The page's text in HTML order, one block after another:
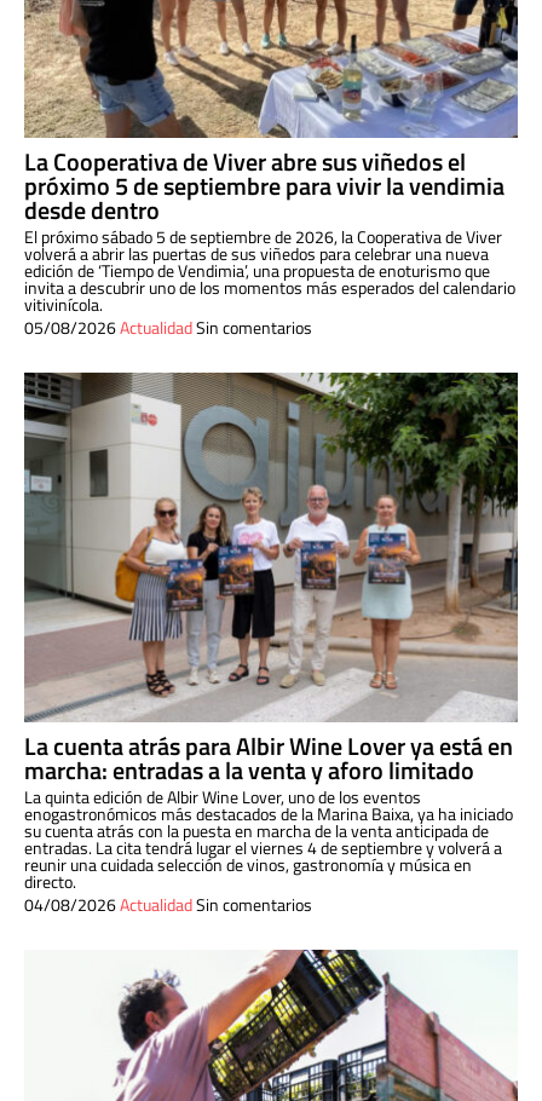
La Cooperativa de Viver abre sus viñedos el
próximo 5 de septiembre para vivir la vendimia
desde dentro
El próximo sábado 5 de septiembre de 2026, la Cooperativa de Viver
volverá a abrir las puertas de sus viñedos para celebrar una nueva
edición de ‘Tiempo de Vendimia’, una propuesta de enoturismo que
invita a descubrir uno de los momentos más esperados del calendario
vitivinícola.
05/08/2026ActualidadSin comentarios
La cuenta atrás para Albir Wine Lover ya está en
marcha: entradas a la venta y aforo limitado
La quinta edición de Albir Wine Lover, uno de los eventos
enogastronómicos más destacados de la Marina Baixa, ya ha iniciado
su cuenta atrás con la puesta en marcha de la venta anticipada de
entradas. La cita tendrá lugar el viernes 4 de septiembre y volverá a
reunir una cuidada selección de vinos, gastronomía y música en
directo.
04/08/2026ActualidadSin comentarios